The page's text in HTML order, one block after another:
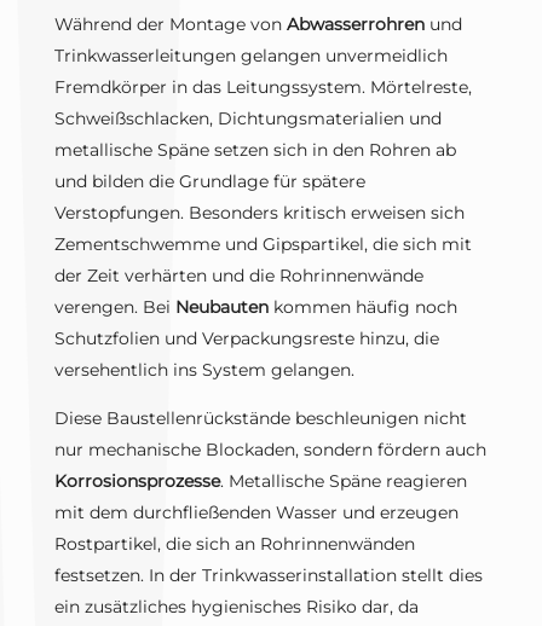
Während der Montage von Abwasserrohrenund
Trinkwasserleitungen gelangen unvermeidlich
Fremdkörper in das Leitungssystem. Mörtelreste,
Schweißschlacken, Dichtungsmaterialien und
metallische Späne setzen sich in den Rohren ab
und bilden die Grundlage für spätere
Verstopfungen. Besonders kritisch erweisen sich
Zementschwemme und Gipspartikel, die sich mit
der Zeit verhärten und die Rohrinnenwände
verengen. Bei Neubautenkommen häufig noch
Schutzfolien und Verpackungsreste hinzu, die
versehentlich ins System gelangen.
Diese Baustellenrückstände beschleunigen nicht
nur mechanische Blockaden, sondern fördern auch
Korrosionsprozesse. Metallische Späne reagieren
mit dem durchfließenden Wasser und erzeugen
Rostpartikel, die sich an Rohrinnenwänden
festsetzen. In der Trinkwasserinstallation stellt dies
ein zusätzliches hygienisches Risiko dar, da